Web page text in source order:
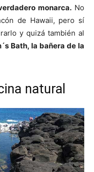
monarca.No
de Hawaii, pero sí
y quizá también al
Bath, la bañera de la
natural